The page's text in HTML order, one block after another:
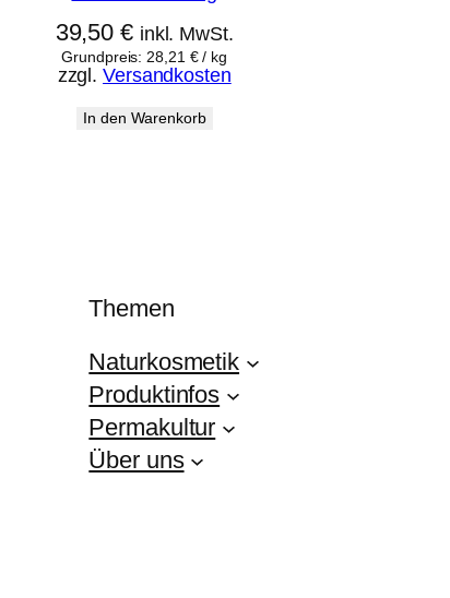
39,50€ inkl. MwSt.
Grundpreis: 28,21 €/ kg
zzgl.Versandkosten
In den Warenkorb
Themen
Naturkosmetik
Produktinfos
Permakultur
Über uns